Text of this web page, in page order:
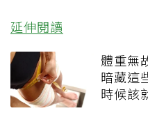
延伸閱讀
體重無
暗藏這
時候該